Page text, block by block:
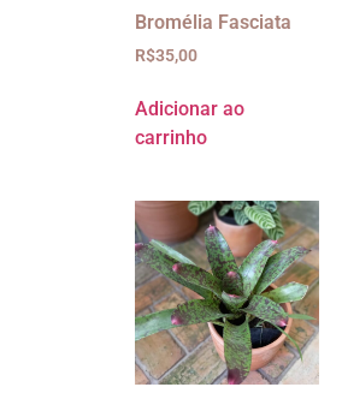
Bromélia Fasciata
R$35,00
Adicionar ao
carrinho